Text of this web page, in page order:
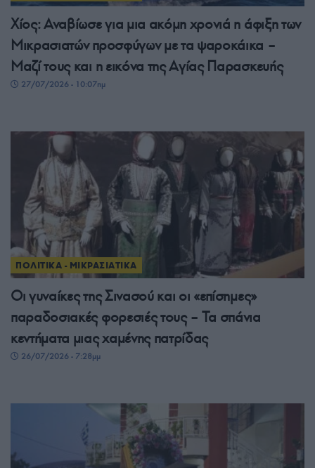
Χίος: Αναβίωσε για μια ακόμη χρονιά η άφιξη των
Μικρασιατών προσφύγων με τα ψαροκάικα –
Μαζί τους και η εικόνα της Αγίας Παρασκευής
27/07/2026 - 10:07πμ
ΠΟΛΙΤΙΚΑ - ΜΙΚΡΑΣΙΑΤΙΚΑ
Οι γυναίκες της Σινασού και οι «επίσημες»
παραδοσιακές φορεσιές τους – Τα σπάνια
κεντήματα μιας χαμένης πατρίδας
26/07/2026 - 7:28μμ